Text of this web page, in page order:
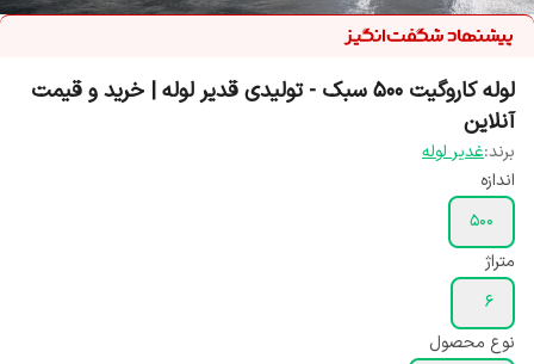
لوله کاروگیت ۵۰۰ سبک - تولیدی قدیر لوله | خرید و قیمت
آنلاین
برند:غدیر لوله
اندازه
۵۰۰
متراژ
۶
نوع محصول